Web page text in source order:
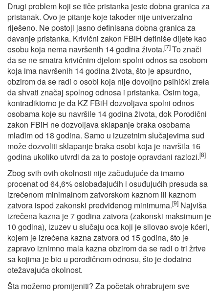
Drugi problem koji se tiče pristanka jeste dobna granica za
pristanak. Ovo je pitanje koje također nije univerzalno
riješeno. Ne postoji jasno definisana dobna granica za
davanje pristanka. Krivični zakon FBiH definiše dijete kao
osobu koja nema navršenih 14 godina života.[7]To znači
da se ne smatra krivičnim djelom spolni odnos sa osobom
koja ima navršenih 14 godina života, što je apsurdno,
obzirom da se radi o osobi koja nije dovoljno psihički zrela
da shvati značaj spolnog odnosa i pristanka. Osim toga,
kontradiktorno je da KZ FBiH dozvoljava spolni odnos
osobama koje su navršile 14 godina života, dok Porodični
zakon FBiH ne dozvoljava sklapanje braka osobama
mlađim od 18 godina. Samo u izuzetnim slučajevima sud
može dozvoliti sklapanje braka osobi koja je navršila 16
godina ukoliko utvrdi da za to postoje opravdani razlozi.[8]
Zbog svih ovih okolnosti nije začuđujuće da imamo
procenat od 64,6% oslobađajućih i osuđujućih presuda sa
izrečenom minimalnom zatvorskom kaznom ili kaznom
zatvora ispod zakonski predviđenog minimuma.[9] Najviša
izrečena kazna je 7 godina zatvora (zakonski maksimum je
10 godina), izuzev u slučaju oca koji je silovao svoje kćeri,
kojem je izrečena kazna zatvora od 15 godina, što je
zapravo iznimno mala kazna obzirom da se radi o tri žrtve
sa kojima je bio u porodičnom odnosu, što je dodatno
otežavajuća okolnost.
Šta možemo promijeniti? Za početak ohrabrujem sve